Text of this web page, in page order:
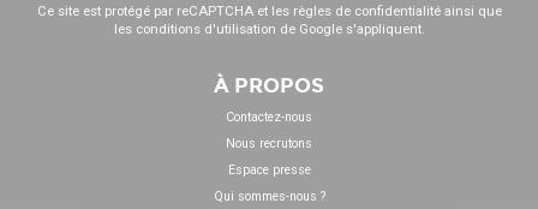
Ce site est protégé par reCAPTCHA et les règles de confidentialitéainsi que
les conditions d'utilisation de Google s'appliquent.
À PROPOS
Contactez-nous
Nous recrutons
Espace presse
Qui sommes-nous ?